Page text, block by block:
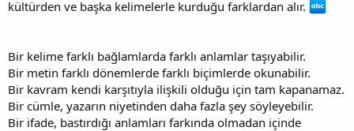
kültürden ve başka kelimelerle kurduğu farklardan alır.
Bir kelime farklı bağlamlarda farklı anlamlar taşıyabilir.
Bir metin farklı dönemlerde farklı biçimlerde okunabilir.
Bir kavram kendi karşıtıyla ilişkili olduğu için tam kapanamaz.
Bir cümle, yazarın niyetinden daha fazla şey söyleyebilir.
Bir ifade, bastırdığı anlamları farkında olmadan içinde